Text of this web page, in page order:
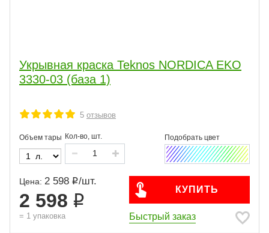
Укрывная краска Teknos NORDICA EKO
3330-03 (база 1)
5 отзывов
Объем тары Кол-во, шт.
Цена: 2 598 /шт.
2 598
= 1 упаковка
КУПИТЬ
Быстрый заказ